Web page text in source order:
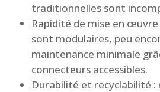
traditionnelles sont
Rapidité de mise en œuvre
sont modulaires, peu
maintenance minimale
connecteurs accessibles.
Durabilité et recyclabilité :